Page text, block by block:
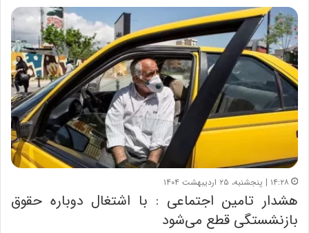
۱۴:۲۸ | پنجشنبه، ۲۵ اردیبهشت ۱۴۰۴
هشدار تامین اجتماعی : با اشتغال دوباره حقوق
بازنشستگی قطع می‌شود